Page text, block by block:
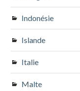
Indonésie
Islande
Italie
Malte